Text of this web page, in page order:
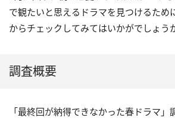
で観たいと思えるドラマを見つけるため
からチェックしてみてはいかがでしょうか
調査概要
「最終回が納得できなかった春ドラマ」